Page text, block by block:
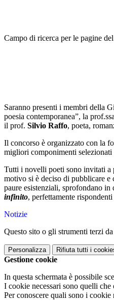
Campo di ricerca per le pagine
Saranno presenti i membri della
poesia contemporanea”, la prof.ssa
il prof. Silvio Raffo, poeta,
Il concorso è organizzato con la
migliori componimenti selezionati
Tutti i novelli poeti sono invitati a
motivo si è deciso di pubblicare
paure esistenziali, sprofondano
infinito, perfettamente
Notizie
Questo sito o gli strumenti terzi
Personalizza Rifiuta tutti i
Gestione cookie
In questa schermata è possibile
I cookie necessari sono quelli
Per conoscere quali sono i